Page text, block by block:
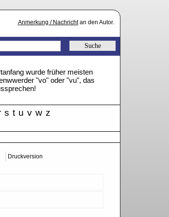
Anmerkung / Nachrichtan den Autor.
wurde früher meisten
"vo" oder "vu", das
s t u v w z
Druckversion